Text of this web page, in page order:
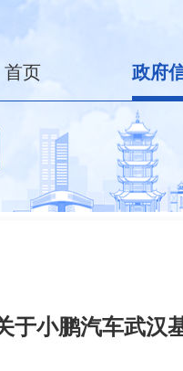
首页 政府
小鹏汽车武汉